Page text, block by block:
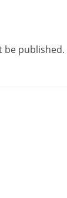
be published.